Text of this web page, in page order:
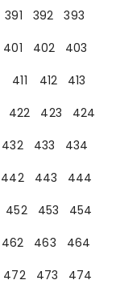
391 392
393
401 402
403
411 412
413
422 423
424
432 433
434
442 443
444
452 453
454
462 463
464
472 473
474